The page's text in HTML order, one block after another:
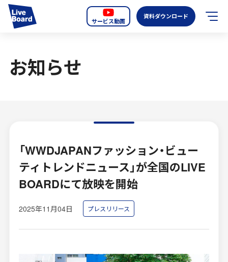
サービス動画
資料ダウンロード
サービス紹介
導入事例
全国のスクリーン
オーディエンスデータの階層
お知らせ
「WWDJAPANファッション・ビュー
ティトレンドニュース」が全国のLIVE
BOARDにて放映を開始
2025年11月04日 プレスリリース